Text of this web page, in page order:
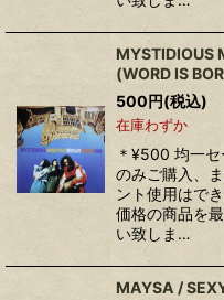
MYSTIDIOUS
(WORD IS
500円(税込)
在庫わずか
＊¥500 均一
のみご購入、
ント使用はで
価格の商品を
い致しま…
MAYSA /